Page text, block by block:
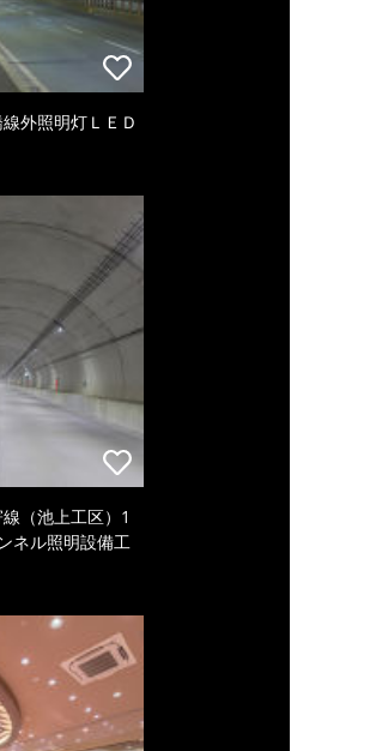
外照明灯ＬＥＤ
（池上工区）1
ネル照明設備工